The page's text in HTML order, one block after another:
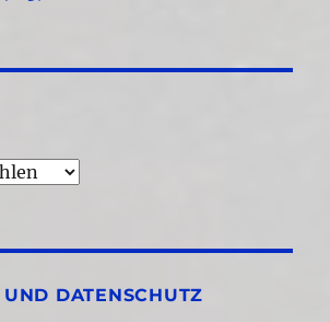
DATENSCHUTZ